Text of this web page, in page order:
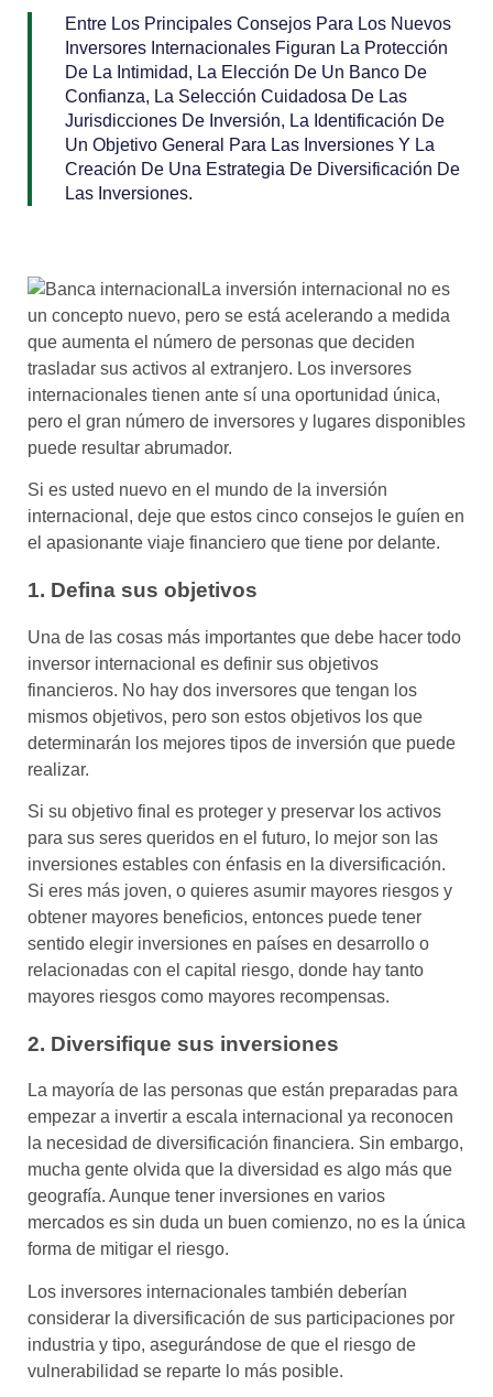
Entre Los Principales Consejos Para Los Nuevos
Inversores Internacionales Figuran La Protección
De La Intimidad, La Elección De Un Banco De
Confianza, La Selección Cuidadosa De Las
Jurisdicciones De Inversión, La Identificación De
Un Objetivo General Para Las Inversiones Y La
Creación De Una Estrategia De Diversificación De
Las Inversiones.
La inversión internacional no es
un concepto nuevo, pero se está acelerando a medida
que aumenta el número de personas que deciden
trasladar sus activos al extranjero. Los inversores
internacionales tienen ante sí una oportunidad única,
pero el gran número de inversores y lugares disponibles
puede resultar abrumador.
Si es usted nuevo en el mundo de la inversión
internacional, deje que estos cinco consejos le guíen en
el apasionante viaje financiero que tiene por delante.
1. Defina sus objetivos
Una de las cosas más importantes que debe hacer todo
inversor internacional es definir sus objetivos
financieros. No hay dos inversores que tengan los
mismos objetivos, pero son estos objetivos los que
determinarán los mejores tipos de inversión que puede
realizar.
Si su objetivo final es proteger y preservar los activos
para sus seres queridos en el futuro, lo mejor son las
inversiones estables con énfasis en la diversificación.
Si eres más joven, o quieres asumir mayores riesgos y
obtener mayores beneficios, entonces puede tener
sentido elegir inversiones en países en desarrollo o
relacionadas con el capital riesgo, donde hay tanto
mayores riesgos como mayores recompensas.
2. Diversifique sus inversiones
La mayoría de las personas que están preparadas para
empezar a invertir a escala internacional ya reconocen
la necesidad de diversificación financiera. Sin embargo,
mucha gente olvida que la diversidad es algo más que
geografía. Aunque tener inversiones en varios
mercados es sin duda un buen comienzo, no es la única
forma de mitigar el riesgo.
Los inversores internacionales también deberían
considerar la diversificación de sus participaciones por
industria y tipo, asegurándose de que el riesgo de
vulnerabilidad se reparte lo más posible.